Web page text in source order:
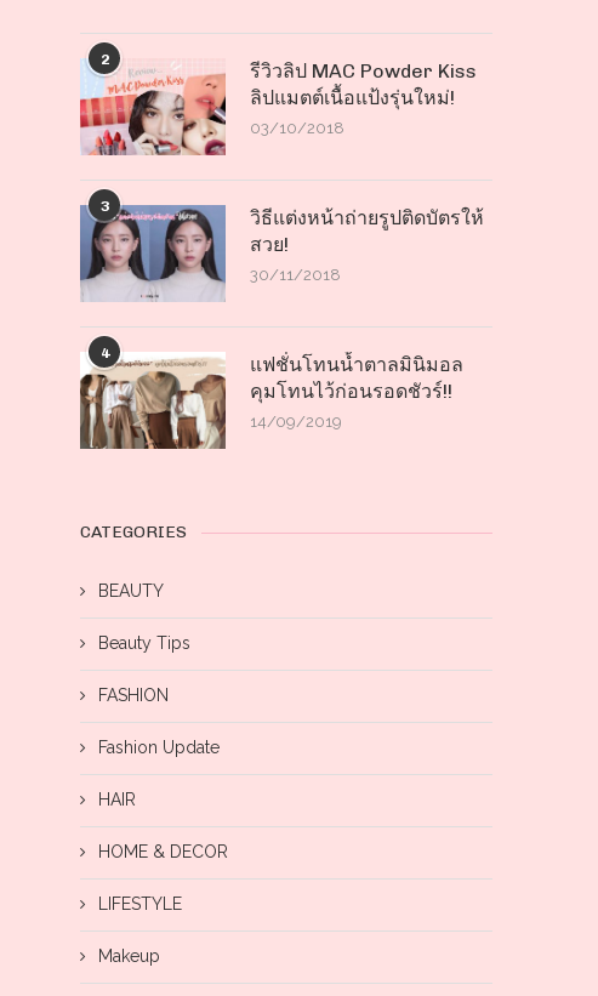
2
รีวิวลิป MAC Powder Kiss
ลิปแมตต์เนื้อแป้งรุ่นใหม่!
03/10/2018
3
วิธีแต่งหน้าถ่ายรูปติดบัตรให้
สวย!
30/11/2018
4
แฟชั่นโทนน้ำตาลมินิมอล
คุมโทนไว้ก่อนรอดชัวร์!!
14/09/2019
CATEGORIES
BEAUTY
Beauty Tips
FASHION
Fashion Update
HAIR
HOME & DECOR
LIFESTYLE
Makeup